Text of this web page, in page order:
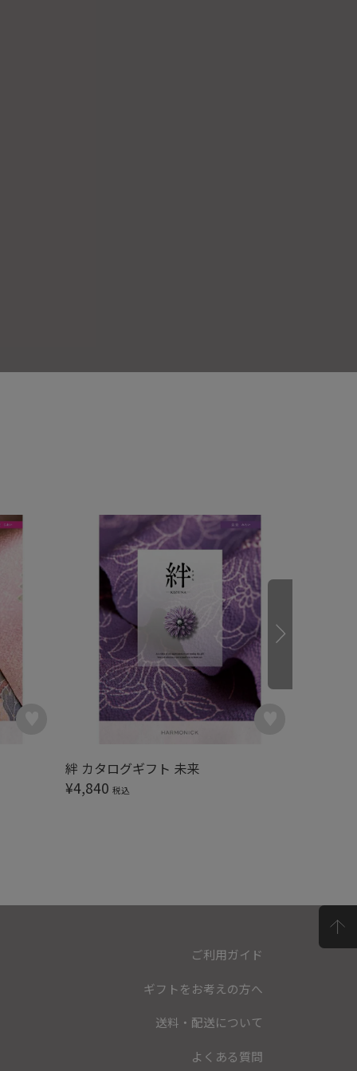
絆 カタログギフト 未来
¥4,840 税込
ご利用ガイド
ギフトをお考えの方へ
送料・配送について
よくある質問